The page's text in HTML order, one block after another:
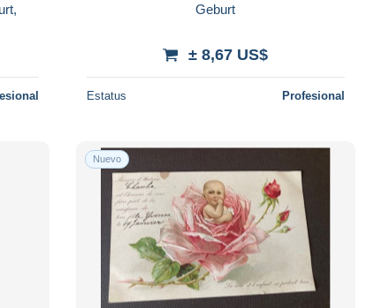
Geburt
± 8,67 US$
Estatus Profesional
Nuevo